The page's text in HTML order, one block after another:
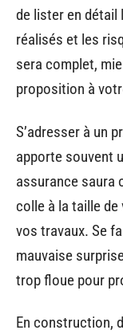
de lister en détail
réalisés et les
sera complet,
proposition à
S’adresser à un
apporte souvent
assurance saura
colle à la taille
vos travaux. Se
mauvaise
trop floue pour
En construction,